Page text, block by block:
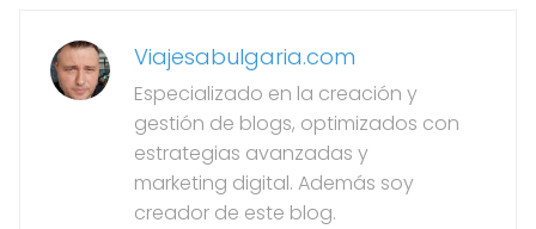
Viajesabulgaria.com
Especializado en la creación y
gestión de blogs, optimizados con
estrategias avanzadas y
marketing digital. Además soy
creador de este blog.